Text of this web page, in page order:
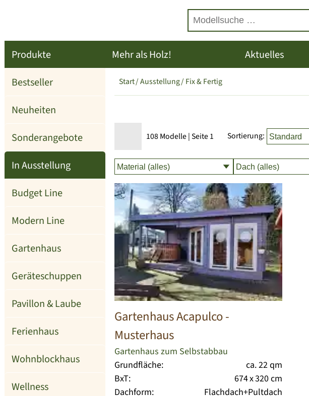
Produkte
Bestseller
Neuheiten
Sonderangebote
In Ausstellung
Budget Line
Modern Line
Gartenhaus
Geräteschuppen
Pavillon & Laube
Ferienhaus
Wohnblockhaus
Wellness
Mehr als Holz! Aktuelles
Start Ausstellung Fix & Fertig
108 Modelle | Seite 1 Sortierung:
Gartenhaus Acapulco-
Musterhaus
Gartenhaus zum Selbstabbau
Grundfläche:
ca. 22 qm
BxT:
674 x 320 cm
Dachform:
Flachdach+Pultdach